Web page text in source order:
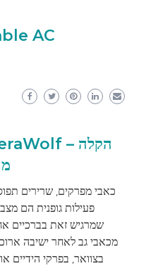
AC
כאבי מפרקים, שרירים
פעילות גופנית הם
שמרגיש זאת בברכיים
מכאבי גב לאחר ישיבה
בצוואר, בפרקי הידיים